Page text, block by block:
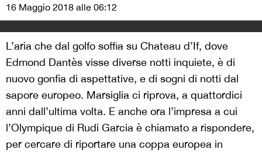
16 Maggio 2018 alle 06:12
L’aria che dal golfo soffia su Chateau d’If, dove
Edmond Dantès visse diverse notti inquiete, è di
nuovo gonfia di aspettative, e di sogni di notti dal
sapore europeo. Marsiglia ci riprova, a quattordici
anni dall’ultima volta. E anche ora l’impresa a cui
l’Olympique di Rudi Garcia è chiamato a rispondere,
per cercare di riportare una coppa europea in